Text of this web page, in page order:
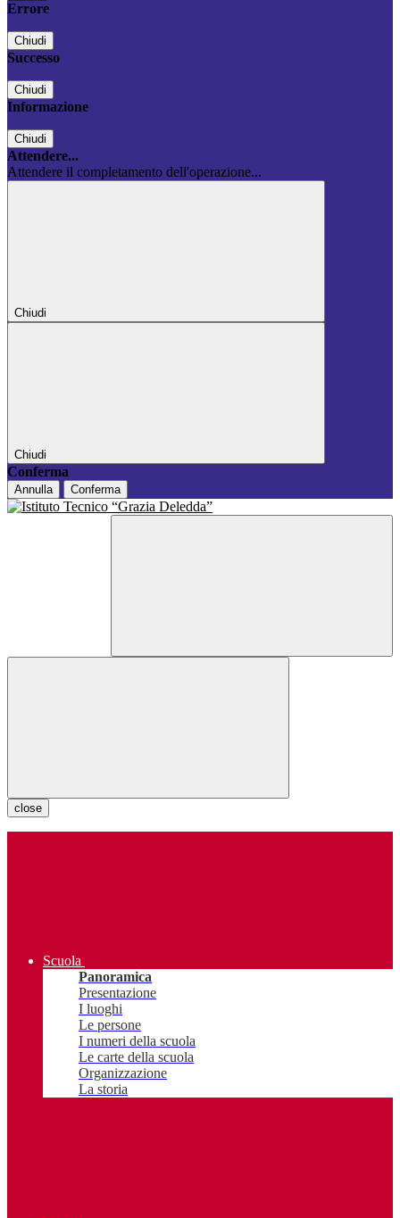
Errore
Chiudi
Successo
Chiudi
Informazione
Chiudi
Attendere...
Attendere il completamento dell'operazione...
Chiudi
Chiudi
Conferma
Annulla Conferma
close
Scuola
Panoramica
Presentazione
I luoghi
Le persone
I numeri della scuola
Le carte della scuola
Organizzazione
La storia